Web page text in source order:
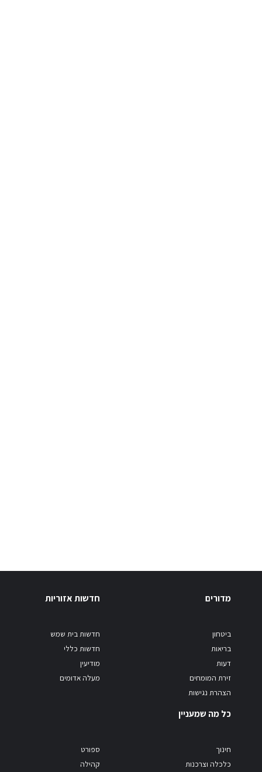
מדורים
ביטחון
בריאות
דעות
זירת המומחים
הצהרת נגישות
חדשות אזוריות
חדשות בית שמש
חדשות כללי
מודיעין
מעלה אדומים
כל מה שמעניין
חינוך
כלכלה וצרכנות
ספורט
קהילה